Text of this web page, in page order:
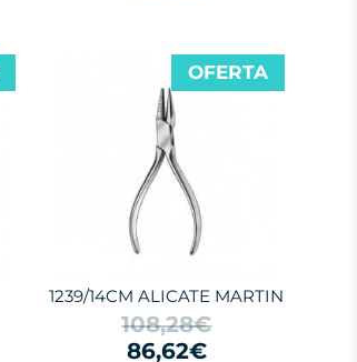
1239/14CM ALICATE MARTIN
108,28€
86,62€
OFERTA